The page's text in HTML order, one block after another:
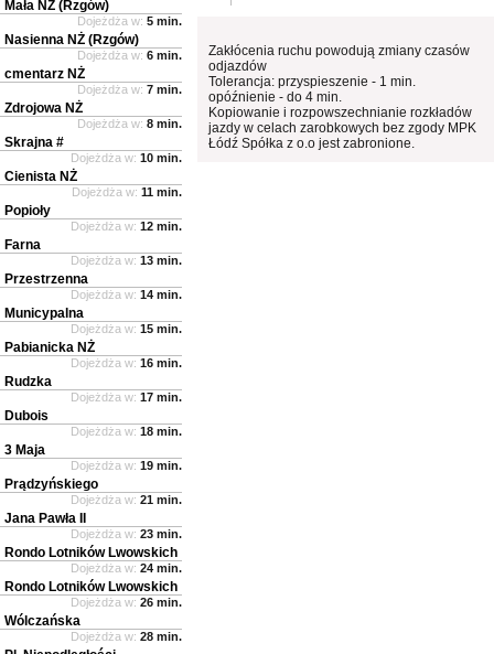
Zakłócenia ruchu powodują zmiany czasów
odjazdów
Tolerancja: przyspieszenie - 1 min.
opóźnienie - do 4 min.
Kopiowanie i rozpowszechnianie rozkładów
jazdy w celach zarobkowych bez zgody MPK
Łódź Spółka z o.o jest zabronione.
Mała NŻ (Rzgów)
Dojeżdża w: 5 min.
Nasienna NŻ (Rzgów)
Dojeżdża w: 6 min.
cmentarz NŻ
Dojeżdża w: 7 min.
Zdrojowa NŻ
Dojeżdża w: 8 min.
Skrajna #
Dojeżdża w: 10 min.
Cienista NŻ
Dojeżdża w: 11 min.
Popioły
Dojeżdża w: 12 min.
Farna
Dojeżdża w: 13 min.
Przestrzenna
Dojeżdża w: 14 min.
Municypalna
Dojeżdża w: 15 min.
Pabianicka NŻ
Dojeżdża w: 16 min.
Rudzka
Dojeżdża w: 17 min.
Dubois
Dojeżdża w: 18 min.
3 Maja
Dojeżdża w: 19 min.
Prądzyńskiego
Dojeżdża w: 21 min.
Jana Pawła II
Dojeżdża w: 23 min.
Rondo Lotników Lwowskich
Dojeżdża w: 24 min.
Rondo Lotników Lwowskich
Dojeżdża w: 26 min.
Wólczańska
Dojeżdża w: 28 min.